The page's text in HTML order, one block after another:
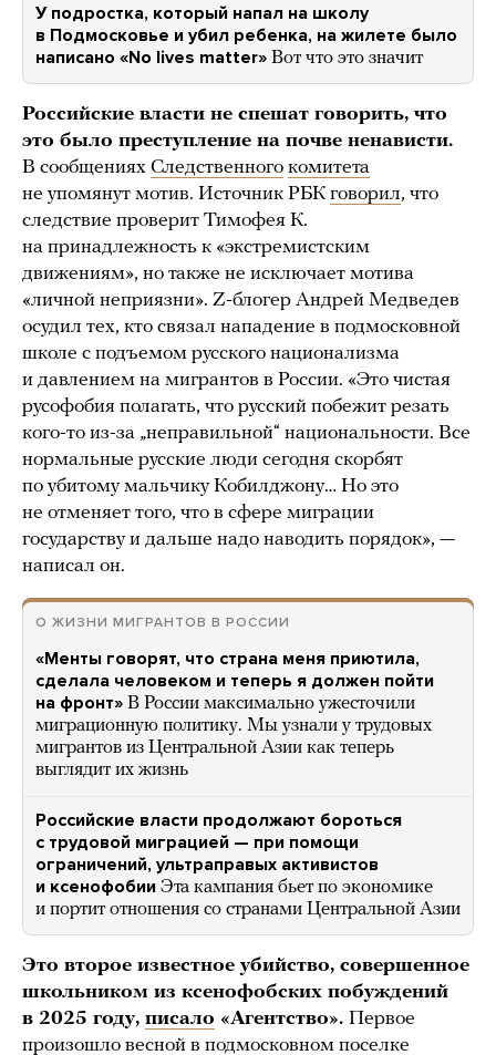
У подростка, который напал на школу
в Подмосковье и убил ребенка, на жилете было
написано «No lives matter» Вот что это значит
Российские власти не спешат говорить, что
это было преступление на почве ненависти.
В сообщениях Следственного комитета
не упомянут мотив. Источник РБК говорил, что
следствие проверит Тимофея К.
на принадлежность к «экстремистским
движениям», но также не исключает мотива
«личной неприязни». Z-блогер Андрей Медведев
осудил тех, кто связал нападение в подмосковной
школе с подъемом русского национализма
и давлением на мигрантов в России. «Это чистая
русофобия полагать, что русский побежит резать
кого-то из-за „неправильной“ национальности. Все
нормальные русские люди сегодня скорбят
по убитому мальчику Кобилджону… Но это
не отменяет того, что в сфере миграции
государству и дальше надо наводить порядок», —
написал он.
О ЖИЗНИ МИГРАНТОВ В РОССИИ
«Менты говорят, что страна меня приютила,
сделала человеком и теперь я должен пойти
на фронт» В России максимально ужесточили
миграционную политику. Мы узнали у трудовых
мигрантов из Центральной Азии как теперь
выглядит их жизнь
Российские власти продолжают бороться
с трудовой миграцией — при помощи
ограничений, ультраправых активистов
и ксенофобии Эта кампания бьет по экономике
и портит отношения со странами Центральной Азии
Это второе известное убийство, совершенное
школьником из ксенофобских побуждений
в 2025 году, писало «Агентство». Первое
произошло весной в подмосковном поселке